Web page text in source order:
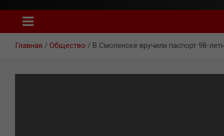
Главная Общество В Смоленске вручили паспорт 98-